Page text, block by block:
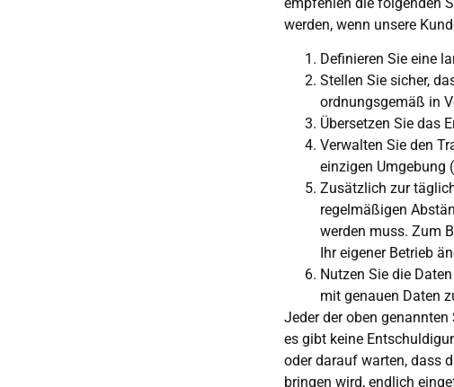
werden, wenn unsere
Definieren Sie eine
Stellen Sie sicher,
ordnungsgemäß in
Übersetzen Sie das
Verwalten Sie den
einzigen Umgebung (
Zusätzlich zur
regelmäßigen
werden muss. Zum
Ihr eigener Betrieb
Nutzen Sie die
mit genauen Daten
Jeder der oben
es gibt keine
oder darauf warten, dass
bringen wird, endlich